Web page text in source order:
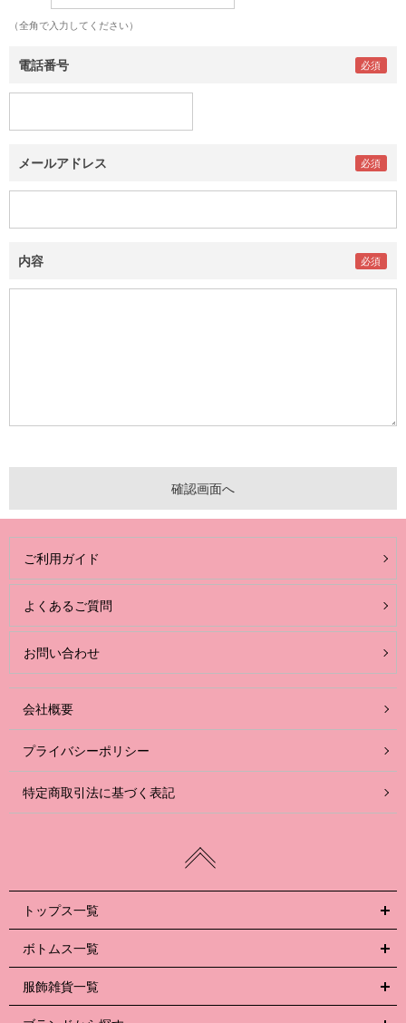
（全角で入力してください）
電話番号
メールアドレス
内容
ご利用ガイド
よくあるご質問
お問い合わせ
会社概要
プライバシーポリシー
特定商取引法に基づく表記
トップス一覧
ボトムス一覧
服飾雑貨一覧